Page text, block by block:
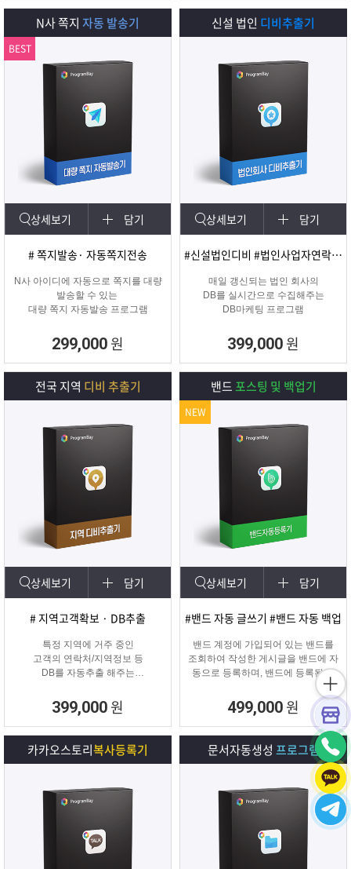
N사 쪽지 자동 발송기
상세보기 담기
# 쪽지발송· 자동쪽지전송
N사 아이디에 자동으로 쪽지를 대량
발송할 수 있는
대량 쪽지 자동발송 프로그램
299,000 원
BEST
신설 법인 디비추출기
상세보기 담기
#신설법인디비 #법인사업자연락처 #신규법인
매일 갱신되는 법인 회사의
DB를 실시간으로 수집해주는
DB마케팅 프로그램
399,000 원
전국 지역 디비 추출기
상세보기 담기
# 지역고객확보 · DB추출
특정 지역에 거주 중인
고객의 연락처/지역정보 등
DB를 자동추출 해주는
399,000 원
밴드포스팅 및 백업기
상세보기 담기
#밴드 자동 글쓰기 #밴드 자동 백업
밴드 계정에 가입되어 있는 밴드를
조회하여 작성한 게시글을 밴드에 자
동으로 등록하며, 밴드에 등록된 게
시물을 백업하여 파일로 저장하거나
다른 계정의 밴드에 자동으로 글을
복사할 수 있는 프로그램입니다.
499,000 원
NEW
카카오스토리복사등록기 문서자동생성 프로그램